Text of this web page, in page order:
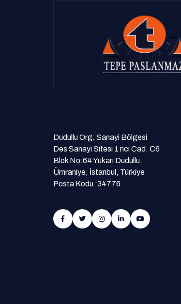
Dudullu Org. Sanayi Bölgesi
Des Sanayi Sitesi 1 nci Cad. C6
Blok No:64 Yukarı Dudullu,
Ümraniye, İstanbul, Türkiye
Posta Kodu :34776